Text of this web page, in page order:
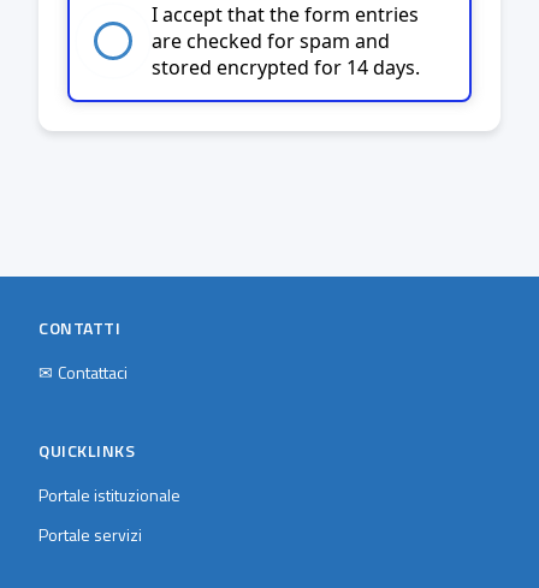
I accept that the form entries
are checked for spam and
stored encrypted for 14 days.
CONTATTI
✉ Contattaci
QUICKLINKS
Portale istituzionale
Portale servizi